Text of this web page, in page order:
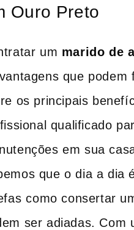
Ouro Preto
um marido de
que podem
os principais
qualificado
em sua
que o dia a dia
como consertar
ser adiadas. Com